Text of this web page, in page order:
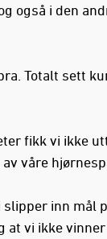
også i den
Totalt sett
fikk vi ikke
våre
inn mål
vi ikke